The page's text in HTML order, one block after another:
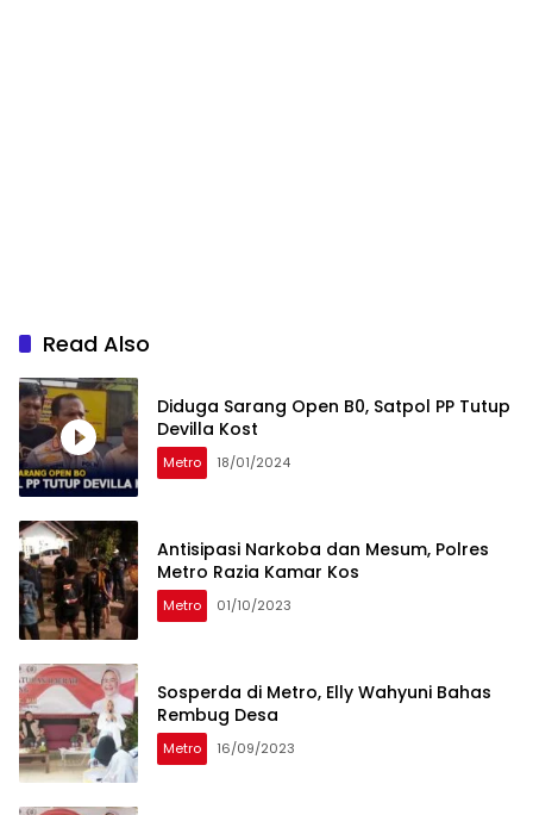
Read Also
Diduga Sarang Open B0, Satpol PP Tutup
Devilla Kost
Metro 18/01/2024
Antisipasi Narkoba dan Mesum, Polres
Metro Razia Kamar Kos
Metro 01/10/2023
Sosperda di Metro, Elly Wahyuni Bahas
Rembug Desa
Metro 16/09/2023